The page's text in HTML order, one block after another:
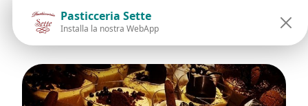
Pasticceria Sette download
Pasticceria Sette
Installa la nostra WebApp